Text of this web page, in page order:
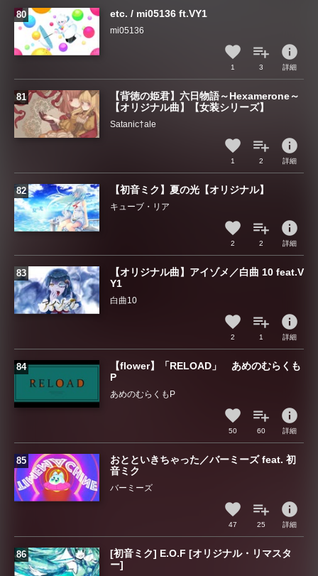
etc. / mi05136 ft.VY1
mi05136
1 3
info
詳細
【背徳の姫君】六日物語～Hexamerone～
【オリジナル曲】【女装シリーズ】
Satanic†ale
1 2
info
詳細
【初音ミク】夏の光【オリジナル】
キューブ・リア
2 2
info
詳細
【オリジナル曲】アイゾメ／白曲 10 feat.V
Y1
白曲10
2 1
info
詳細
【flower】「RELOAD」 あめのむらくも
P
あめのむらくもP
50 60
info
詳細
おとといきちゃった／バーミーズ feat. 初
音ミク
バーミーズ
47 25
info
詳細
[初音ミク] E.O.F [オリジナル・リマスタ
ー]